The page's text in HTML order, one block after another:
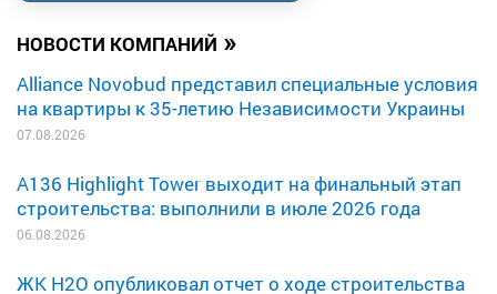
НОВОСТИ КОМПАНИЙ »
Alliance Novobud представил специальные условия
на квартиры к 35-летию Независимости Украины
07.08.2026
A136 Highlight Tower выходит на финальный этап
строительства: выполнили в июле 2026 года
06.08.2026
ЖК H2O опубликовал отчет о ходе строительства